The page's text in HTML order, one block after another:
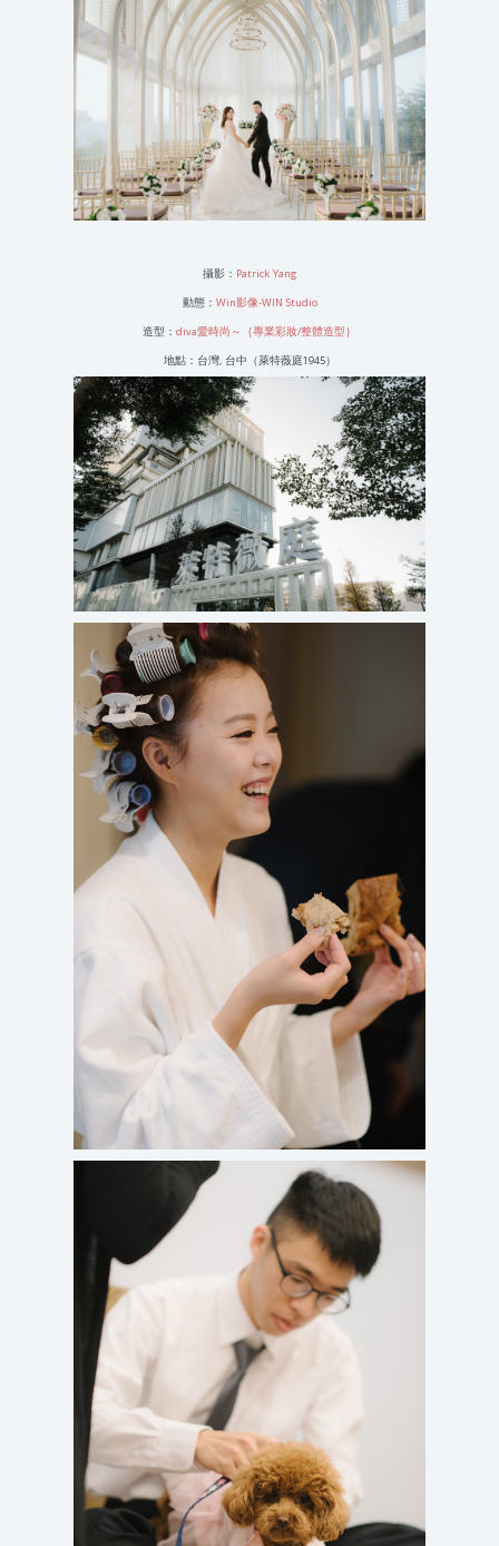
攝影： Patrick Yang
動態： Win影像-WIN Studio
造型： diva愛時尚～｛專業彩妝/整體造型｝
地點：台灣, 台中（萊特薇庭1945）